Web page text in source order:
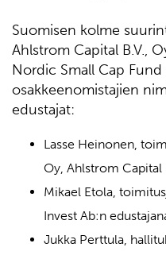
Suomisen kolme
Ahlstrom Capital B.V.,
Nordic Small Cap
osakkeenomistajien
edustajat:
Lasse Heinonen,
Oy, Ahlstrom Capital
Mikael Etola,
Invest Ab:n
Jukka Perttula,